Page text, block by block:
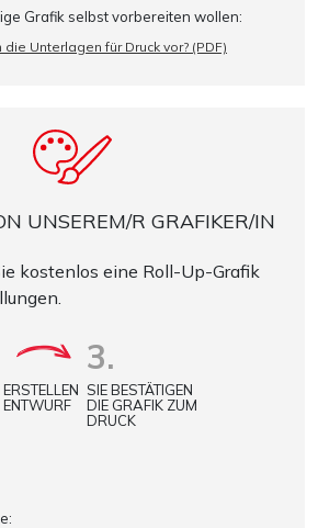
Grafik selbst vorbereiten wollen:
Unterlagen für Druck vor? (PDF)
UNSEREM/R GRAFIKER/IN
kostenlos eine Roll-Up-Grafik
ENTWURF
3.
SIE BESTÄTIGEN
DIE GRAFIK ZUM
DRUCK